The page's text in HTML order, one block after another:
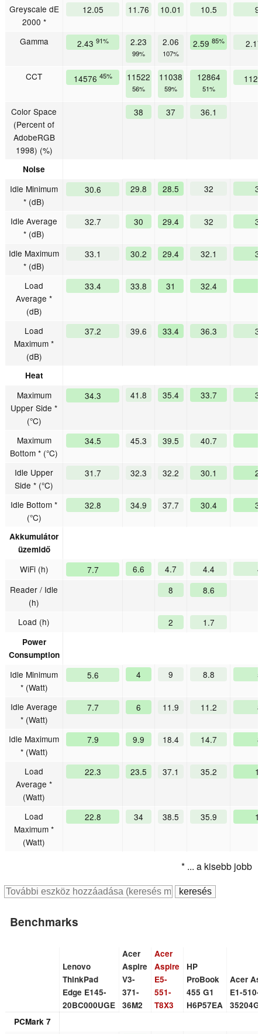
Greyscale dE
2000 *
12.05 11.76 10.01 10.5
Gamma 2.43 91% 2.23
99%
2.06
107%
2.59 85%
CCT 14576 45% 11522
56%
11038
59%
12864
51%
Color Space
(Percent of
AdobeRGB
1998) (%)
38 37 36.1
Noise
Idle Minimum
* (dB)
30.6 29.8 28.5 32
Idle Average
* (dB)
32.7 30 29.4 32
Idle Maximum
* (dB)
33.1 30.2 29.4 32.1
Load
Average *
(dB)
33.4 33.8 31 32.4
Load
Maximum *
(dB)
37.2 39.6 33.4 36.3
Heat
Maximum
Upper Side *
(°C)
34.3 41.8 35.4 33.7
Maximum
Bottom * (°C)
34.5 45.3 39.5 40.7
Idle Upper
Side * (°C)
31.7 32.3 32.2 30.1
Idle Bottom *
(°C)
32.8 34.9 37.7 30.4
Akkumulátor
üzemidő
WiFi (h) 7.7 6.6 4.7 4.4
Reader / Idle
(h)
8 8.6
Load (h) 2 1.7
Power
Consumption
Idle Minimum
* (Watt)
5.6 4 9 8.8
Idle Average
* (Watt)
7.7 6 11.9 11.2
Idle Maximum
* (Watt)
7.9 9.9 18.4 14.7
Load
Average *
(Watt)
22.3 23.5 37.1 35.2
Load
Maximum *
(Watt)
22.8 34 38.5 35.9
* ... a kisebb jobb
Benchmarks
Lenovo
ThinkPad
Edge E145-
20BC000UGE
Acer
Aspire
V3-
371-
36M2
Acer
Aspire
E5-
551-
T8X3
HP
ProBook
455 G1
H6P57EA
Acer
E1-510-
PCMark 7